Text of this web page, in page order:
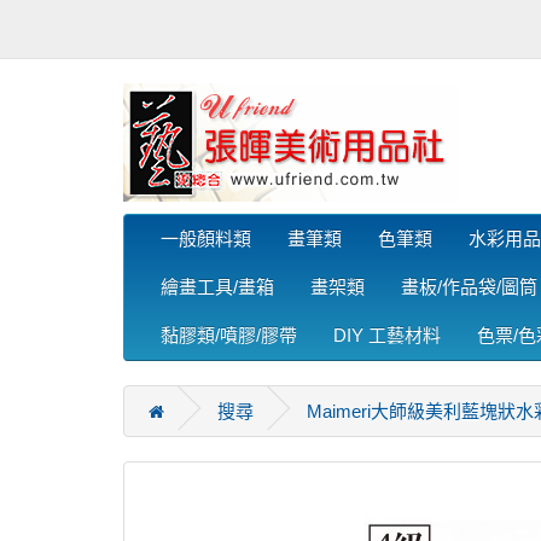
一般顏料類 畫筆類 色筆類 水彩用品
繪畫工具/畫箱 畫架類 畫板/作品袋/圖筒
黏膠類/噴膠/膠帶 DIY 工藝材料 色票/色
搜尋 Maimeri大師級美利藍塊狀水